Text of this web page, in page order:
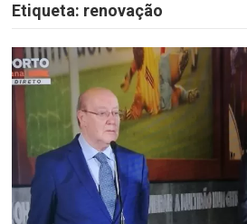
Etiqueta: renovação